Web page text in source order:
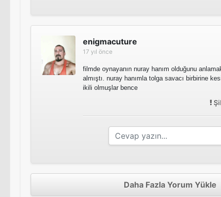
enigmacuture
17 yıl önce
filmde oynayanın nuray hanım olduğunu
almıştı. nuray hanımla tolga savacı birbirine
ikili olmuşlar bence
Daha Fazla Yorum Yükle